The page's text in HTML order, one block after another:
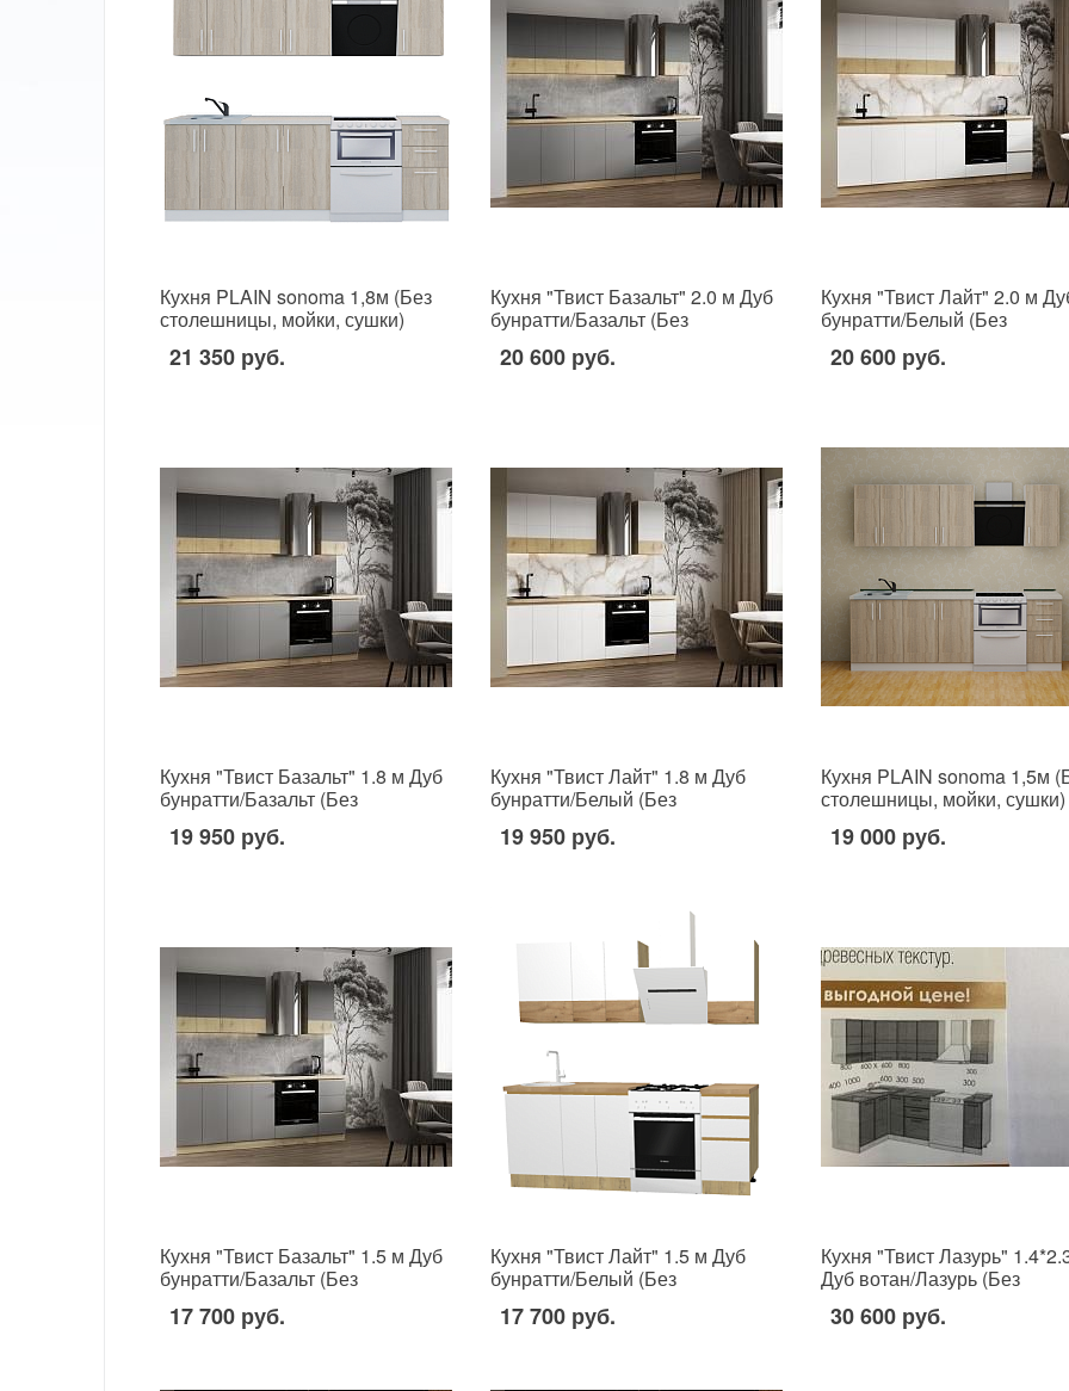
Кухня PLAIN sonoma 1,8м (Без
столешницы, мойки, сушки)
21 350 руб.
Кухня "Твист Базальт" 2.0 м Дуб
бунратти/Базальт (Без
20 600 руб.
Кухня "Твист Лайт" 2.0 м
бунратти/Белый (Без
20 600 руб.
Кухня "Твист Базальт" 1.8 м Дуб
бунратти/Базальт (Без
19 950 руб.
Кухня "Твист Лайт" 1.8 м Дуб
бунратти/Белый (Без
19 950 руб.
Кухня PLAIN sonoma 1,5м
столешницы, мойки, сушки)
19 000 руб.
Кухня "Твист Базальт" 1.5 м Дуб
бунратти/Базальт (Без
17 700 руб.
Кухня "Твист Лайт" 1.5 м Дуб
бунратти/Белый (Без
17 700 руб.
Кухня "Твист Лазурь"
Дуб вотан/Лазурь (Без
30 600 руб.